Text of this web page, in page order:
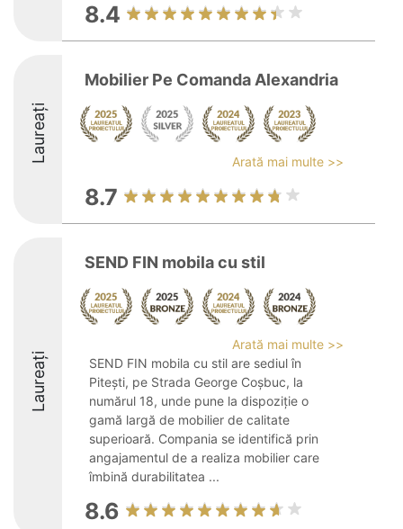
8.4
Laureați
Mobilier Pe Comanda Alexandria
Arată mai multe >>
8.7
Laureați
SEND FIN mobila cu stil
Arată mai multe >>
SEND FIN mobila cu stil are sediul în
Pitești, pe Strada George Coșbuc, la
numărul 18, unde pune la dispoziție o
gamă largă de mobilier de calitate
superioară. Compania se identifică prin
angajamentul de a realiza mobilier care
îmbină durabilitatea ...
8.6